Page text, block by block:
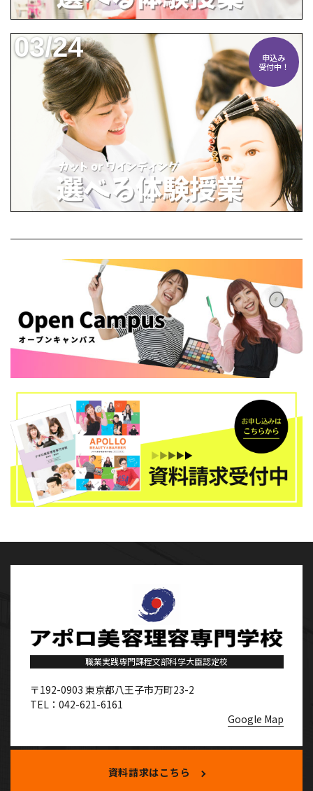
申込み
受付中！
03/24
職業実践専門課程文部科学大臣認定校
〒192-0903 東京都八王子市万町23-2
TEL：042-621-6161
Google Map
資料請求はこちら